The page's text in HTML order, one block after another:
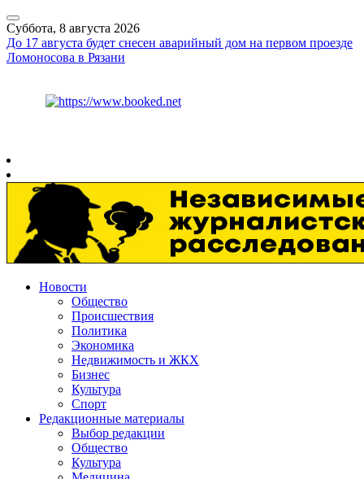
Суббота, 8 августа 2026
До 17 августа будет снесен аварийный дом на первом проезде
Ломоносова в Рязани
Новости
Общество
Происшествия
Политика
Экономика
Недвижимость и ЖКХ
Бизнес
Культура
Спорт
Редакционные материалы
Выбор редакции
Общество
Культура